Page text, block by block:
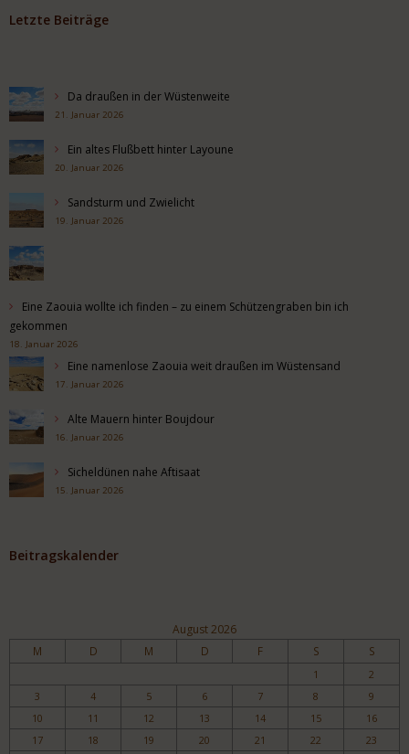
Letzte Beiträge
Da draußen in der Wüstenweite
21. Januar 2026
Ein altes Flußbett hinter Layoune
20. Januar 2026
Sandsturm und Zwielicht
19. Januar 2026
Eine Zaouia wollte ich finden – zu einem Schützengraben bin ich
gekommen
18. Januar 2026
Eine namenlose Zaouia weit draußen im Wüstensand
17. Januar 2026
Alte Mauern hinter Boujdour
16. Januar 2026
Sicheldünen nahe Aftisaat
15. Januar 2026
Beitragskalender
August 2026
M D M D F S S
1
2
3
4 5 6 7 8
9
10
11 12 13 14 15
16
17
18 19 20 21 22
23